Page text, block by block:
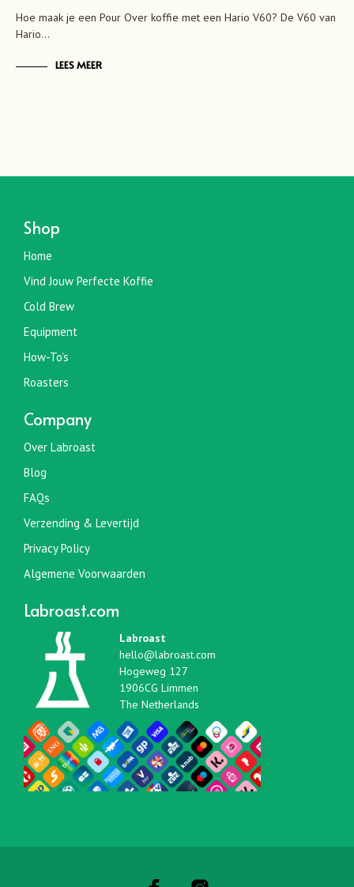
Hoe maak je een Pour Over koffie met een Hario V60? De V60 van
Hario…
LEES MEER
Shop
Home
Vind Jouw Perfecte Koffie
Cold Brew
Equipment
How-To’s
Roasters
Company
Over Labroast
Blog
FAQs
Verzending & Levertijd
Privacy Policy
Algemene Voorwaarden
Labroast.com
Labroast
hello@labroast.com
Hogeweg 127
1906CG Limmen
The Netherlands